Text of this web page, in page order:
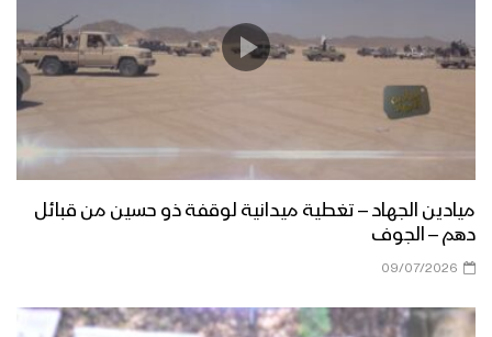
نجران – مقابلات مع المجاهدين المرابطين
في جبهة نجران بمناسبة شهر رمضان
المبارك
الغربي بمناسبة شهر رمضان المبارك والعام
الثامن من الصمود 1444هـ
ميادين الجهاد – تغطية ميدانية لوقفة ذو حسين من قبائل
دهم – الجوف
09/07/2026